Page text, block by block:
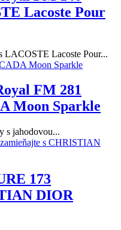
Lacoste Pour
LACOSTE Lacoste Pour...
FM 281
Moon Sparkle
s jahodovou...
173
DIOR